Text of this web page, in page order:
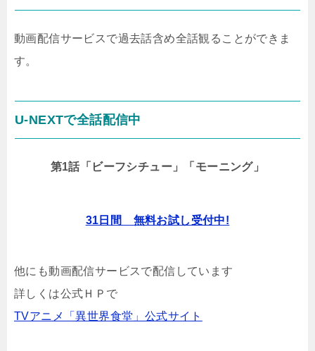
動画配信サービスで過去話含め全話観ることができま
す。
U-NEXTで全話配信中
第1話「ビーフシチュー」「モーニング」
31日間 無料お試し受付中!
他にも動画配信サービスで配信しています
詳しくは公式ＨＰで
TVアニメ「異世界食堂」公式サイト